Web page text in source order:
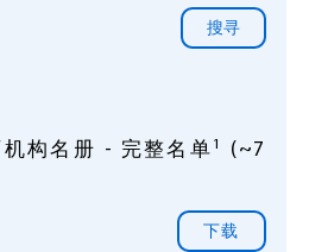
构名册 - 完整名单1
(~7
下载